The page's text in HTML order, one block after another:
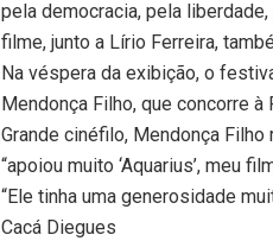
pela democracia, pela
filme, junto a Lírio Ferreira,
Na véspera da exibição, o
Mendonça Filho, que concorre à
Grande cinéfilo, Mendonça
“apoiou muito ‘Aquarius’, meu
“Ele tinha uma generosidade
Cacá Diegues